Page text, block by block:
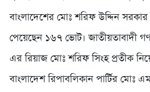
বাংলাদেশের মোঃ শরিফ উদ্দিন
পেয়েছেন ১৬৭ ভোট। জাতীয়তাবাদী
এর রিয়াজ মোঃ শরিফ সিংহ প্রতীক
বাংলাদেশ রিপাবলিকান পার্টির মোঃ